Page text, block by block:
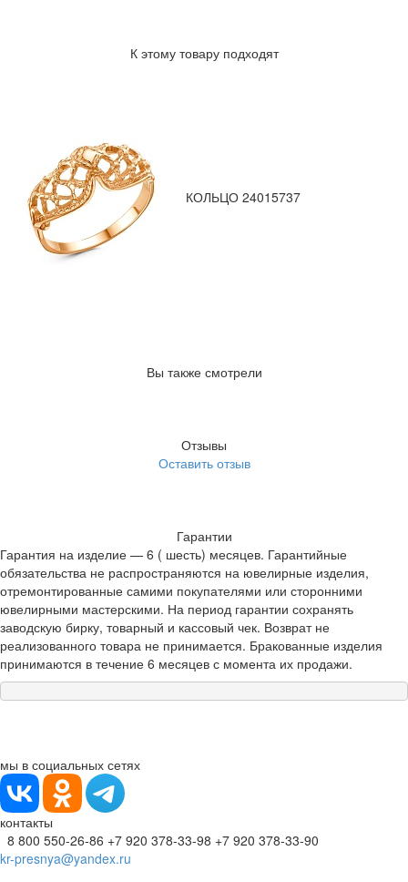
К этому товару подходят
КОЛЬЦО 24015737
Вы также смотрели
Отзывы
Оставить отзыв
Гарантии
Гарантия на изделие — 6 ( шесть) месяцев. Гарантийные
обязательства не распространяются на ювелирные изделия,
отремонтированные самими покупателями или сторонними
ювелирными мастерскими. На период гарантии сохранять
заводскую бирку, товарный и кассовый чек. Возврат не
реализованного товара не принимается. Бракованные изделия
принимаются в течение 6 месяцев с момента их продажи.
мы в социальных сетях
контакты
8 800 550-26-86 +7 920 378-33-98 +7 920 378-33-90
kr-presnya@yandex.ru